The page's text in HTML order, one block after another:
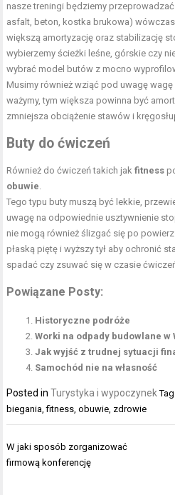
nasze treningi będziemy
asfalt, beton, kostka brukowa)
większą amortyzację oraz stabilizację
wybierzemy ścieżki leśne, górskie czy
wybrać model butów z mocno
Musimy również wziąć pod uwagę wagę
ważymy, tym większa powinna być
zmniejsza obciążenie stawów i
Buty do ćwiczeń
Również do ćwiczeń takich jakfitness
obuwie.
Tego typu buty muszą być lekkie,
uwagę na odpowiednie usztywnienie
nie mogą również ślizgać się po
płaską piętę i wyższy tył aby ochronić
spadać czy zsuwać się w czasie
Powiązane Posty:
Historyczne podróże
Worki na odpady budowlane w
Jak wyjść z trudnej sytuacji
Samochód nie na własność
Posted inTurystyka i wypoczynek
biegania,fitness,obuwie, zdrowie
Nawigacja
wpisu
W jaki sposób zorganizować
firmową konferencję